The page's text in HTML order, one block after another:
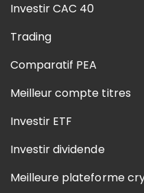
Investir CAC 40
Trading
Comparatif PEA
Meilleur compte titres
Investir ETF
Investir dividende
Meilleure plateforme